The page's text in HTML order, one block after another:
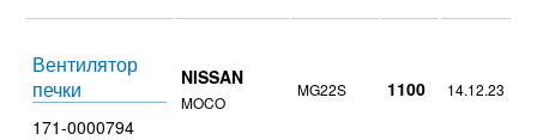
Вентилятор
печки
171-0000794
NISSAN
MOCO
MG22S 1100 14.12.23